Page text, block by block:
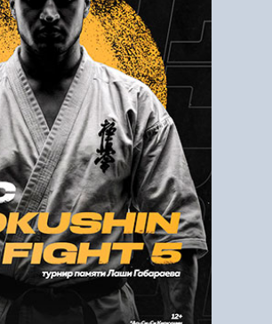
Пароль
Войти
Напомнить пароль
Регистрация